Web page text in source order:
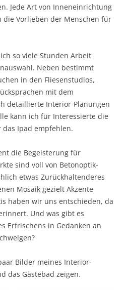
Jede Art von Inneneinrichtung
die Vorlieben der Menschen für
so viele Stunden Arbeit
Neben bestimmt
in den Fliesenstudios,
mit dem
detaillierte Interior-Planungen
kann ich für Interessierte die
das Ipad empfehlen.
die Begeisterung für
sind voll von Betonoptik-
etwas Zurückhaltenderes
Mosaik gezielt Akzente
haben wir uns entschieden, da
Und was gibt es
Erfrischens in Gedanken an
Bilder meines Interior-
das Gästebad zeigen.